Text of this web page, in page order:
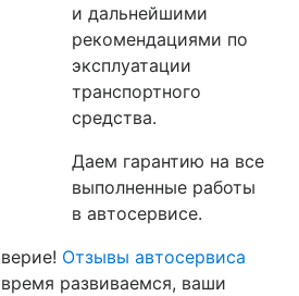
и дальнейшими
рекомендациями по
эксплуатации
транспортного
средства.
Даем гарантию на все
выполненные работы
в автосервисе.
Отзывы автосервиса
развиваемся, ваши